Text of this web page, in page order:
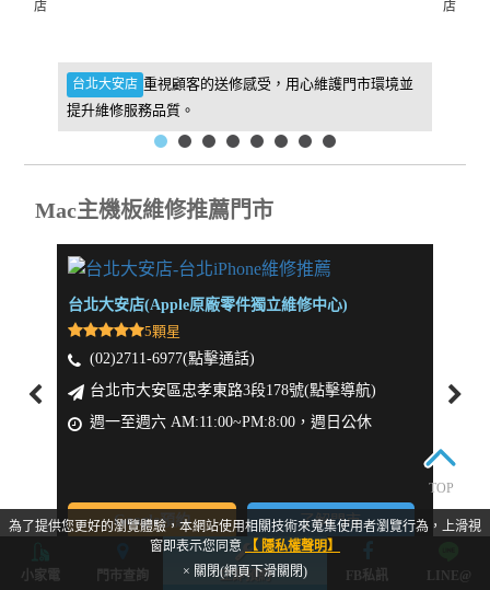
台北大安店 重視顧客的送修感受，用心維護門市環境並
提升維修服務品質。
店
店
Mac主機板維修推薦門市
台北大安店(Apple原廠零件獨立維修中心)
5顆星
(02)2711-6977(點擊通話)
台北市大安區忠孝東路3段178號(點擊導航)
週一至週六 AM:11:00~PM:8:00，週日公休
Google預約 了解門市
小家電 門市查詢 立即預約 FB私訊 LINE@
為了提供您更好的瀏覽體驗，本網站使用相關技術來蒐集使用者瀏覽行為，上滑視
窗即表示您同意 【 隱私權聲明】
× 關閉(網頁下滑關閉)
TOP